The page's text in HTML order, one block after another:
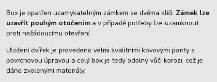
Box je opatřen uzamykatelným zámkem se dvěma klíči. Zámek lze
uzavřít pouhým otočením a v případě potřeby lze uzamknout
proti nežádoucímu otevření.
Uložení dvířek je provedeno velmi kvalitními kovovými panty s
povrchovou úpravou a celý box je tedy odolný vůči korozi, což je
dáno zvolenými materiály.